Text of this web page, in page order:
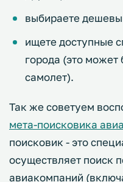
выбираете
ищете доступные
города (это может
самолет).
Так же советуем
мета-поисковика
поисковик - это
осуществляет поиск
авиакомпаний